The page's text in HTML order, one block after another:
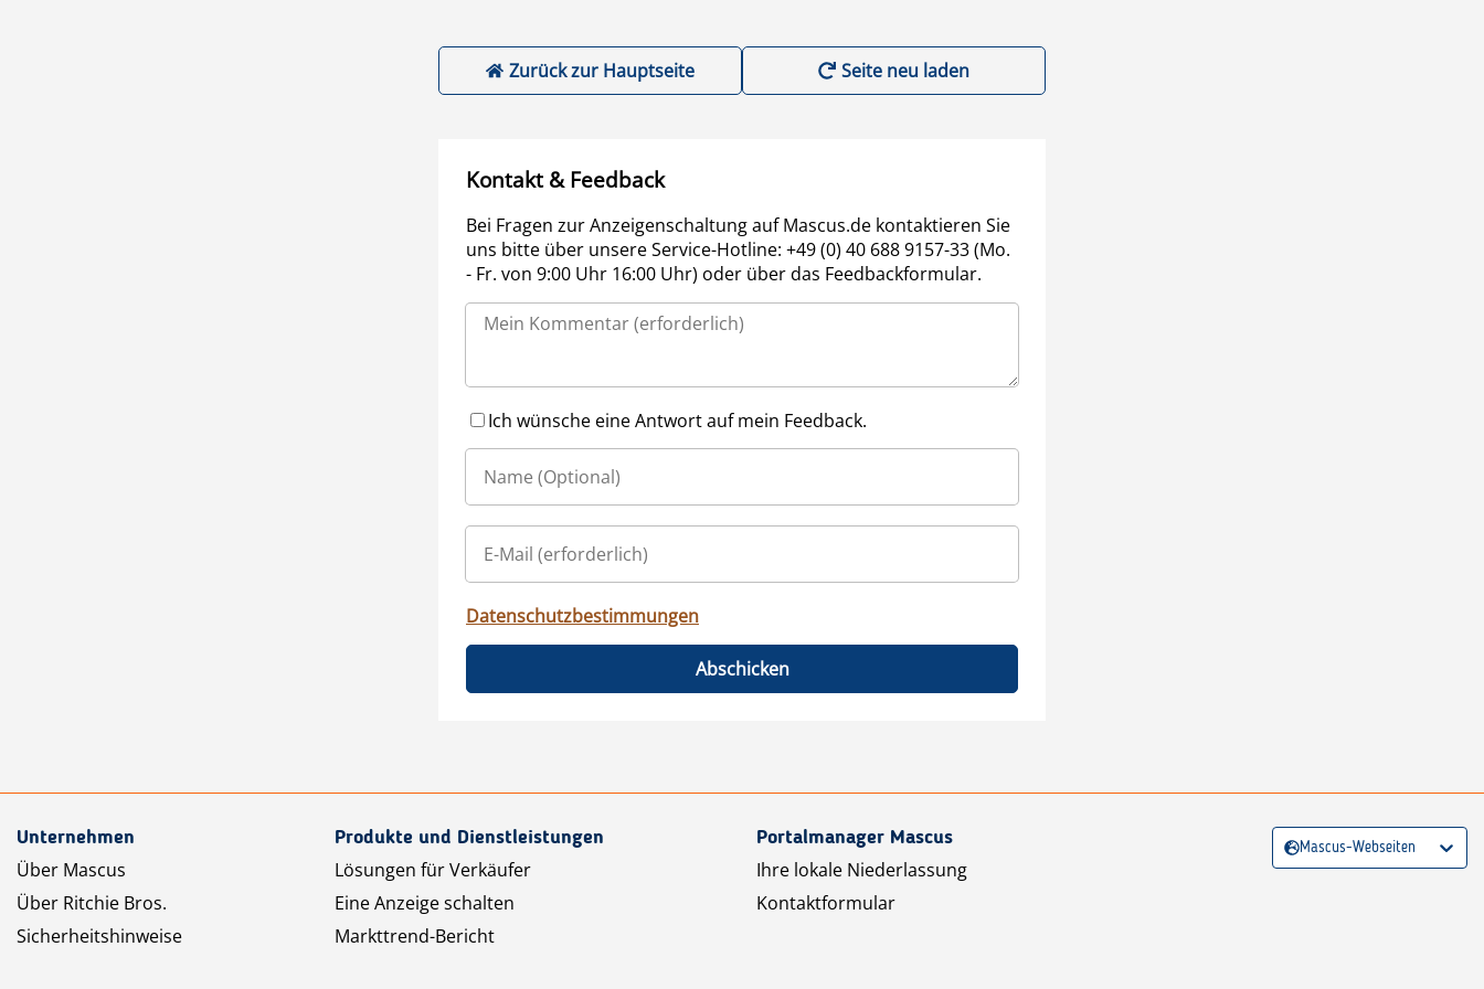
Zurück zur Hauptseite Seite neu laden
Kontakt & Feedback
Bei Fragen zur Anzeigenschaltung auf Mascus.de kontaktieren Sie
uns bitte über unsere Service-Hotline: +49 (0) 40 688 9157-33 (Mo.
- Fr. von 9:00 Uhr 16:00 Uhr) oder über das Feedbackformular.
Ich wünsche eine Antwort auf mein Feedback.
Datenschutzbestimmungen
Abschicken
Unternehmen
Über Mascus
Über Ritchie Bros.
Sicherheitshinweise
Produkte und Dienstleistungen
Lösungen für Verkäufer
Eine Anzeige schalten
Markttrend-Bericht
Portalmanager Mascus
Ihre lokale Niederlassung
Kontaktformular
Mascus-Webseiten